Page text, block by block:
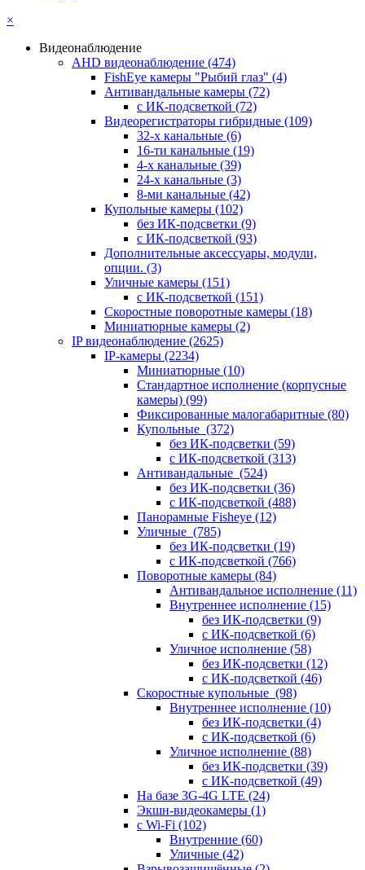
×
Видеонаблюдение
AHD видеонаблюдение (474)
FishEye камеры "Рыбий глаз" (4)
Антивандальные камеры (72)
с ИК-подсветкой (72)
Видеорегистраторы гибридные (109)
32-х канальные (6)
16-ти канальные (19)
4-х канальные (39)
24-х канальные (3)
8-ми канальные (42)
Купольные камеры (102)
без ИК-подсветки (9)
с ИК-подсветкой (93)
Дополнительные аксессуары, модули,
опции. (3)
Уличные камеры (151)
с ИК-подсветкой (151)
Скоростные поворотные камеры (18)
Миниатюрные камеры (2)
IP видеонаблюдение (2625)
IP-камеры (2234)
Миниатюрные (10)
Стандартное исполнение (корпусные
камеры) (99)
Фиксированные малогабаритные (80)
Купольные (372)
без ИК-подсветки (59)
с ИК-подсветкой (313)
Антивандальные (524)
без ИК-подсветки (36)
с ИК-подсветкой (488)
Панорамные Fisheye (12)
Уличные (785)
без ИК-подсветки (19)
с ИК-подсветкой (766)
Поворотные камеры (84)
Антивандальное исполнение (11)
Внутреннее исполнение (15)
без ИК-подсветки (9)
с ИК-подсветкой (6)
Уличное исполнение (58)
без ИК-подсветки (12)
с ИК-подсветкой (46)
Скоростные купольные (98)
Внутреннее исполнение (10)
без ИК-подсветки (4)
с ИК-подсветкой (6)
Уличное исполнение (88)
без ИК-подсветки (39)
с ИК-подсветкой (49)
На базе 3G-4G LTE (24)
Экшн-видеокамеры (1)
с Wi-Fi (102)
Внутренние (60)
Уличные (42)